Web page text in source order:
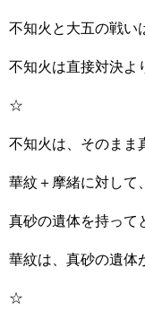
不知火と大五の戦い
不知火は直接対決よ
☆
不知火は、そのまま
華紋＋摩緒に対して
真砂の遺体を持って
華紋は、真砂の遺体
☆